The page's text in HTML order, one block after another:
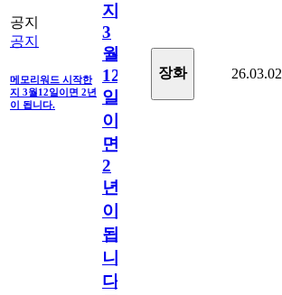
공지
공지
메모리워드 시작한
지 3월12일이면 2년
이 됩니다.
지
3
월
12
일
이
면
2
년
이
됩
니
다.
장화 26.03.02